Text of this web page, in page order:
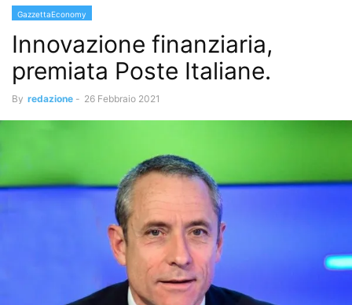
GazzettaEconomy
Innovazione finanziaria,
premiata Poste Italiane.
By redazione - 26 Febbraio 2021